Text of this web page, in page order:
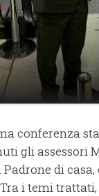
conferenza
gli assessori
Padrone di
i temi